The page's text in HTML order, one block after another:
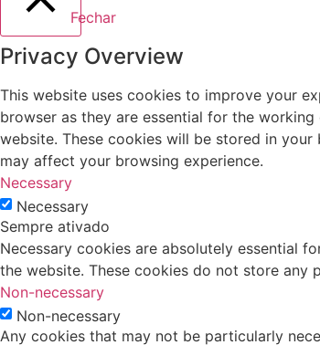
Fechar
Privacy Overview
This website uses cookies to improve your
browser as they are essential for the
website. These cookies will be stored in
may affect your browsing experience.
Necessary
Necessary
Sempre ativado
Necessary cookies are absolutely essential
the website. These cookies do not store any
Non-necessary
Non-necessary
Any cookies that may not be particularly